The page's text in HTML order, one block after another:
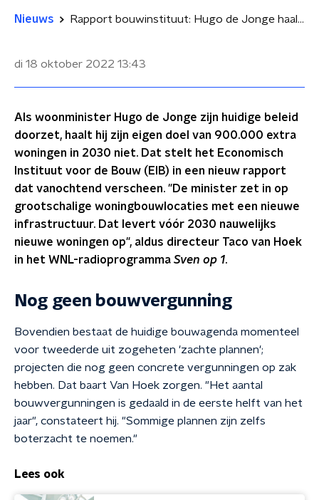
Nieuws Rapport bouwinstituut: Hugo de Jonge haalt eigen bouwdoelen in 2030 niet
di 18 oktober 2022 13:43
Als woonminister Hugo de Jonge zijn huidige beleid
doorzet, haalt hij zijn eigen doel van 900.000 extra
woningen in 2030 niet. Dat stelt het Economisch
Instituut voor de Bouw (EIB) in een nieuw rapport
dat vanochtend verscheen. "De minister zet in op
grootschalige woningbouwlocaties met een nieuwe
infrastructuur. Dat levert vóór 2030 nauwelijks
nieuwe woningen op", aldus directeur Taco van Hoek
in het WNL-radioprogramma Sven op 1.
Nog geen bouwvergunning
Bovendien bestaat de huidige bouwagenda momenteel
voor tweederde uit zogeheten 'zachte plannen';
projecten die nog geen concrete vergunningen op zak
hebben. Dat baart Van Hoek zorgen. "Het aantal
bouwvergunningen is gedaald in de eerste helft van het
jaar", constateert hij. "Sommige plannen zijn zelfs
boterzacht te noemen."
Lees ook